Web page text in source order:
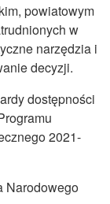
powiatowym
w
narzędzia i
decyzji.
dostępności
2021-
Narodowego